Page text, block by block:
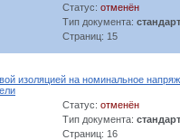
Статус: отменён
Тип документа: стандарт
Страниц: 15
изоляцией на номинальное
Статус: отменён
Тип документа: стандарт
Страниц: 16